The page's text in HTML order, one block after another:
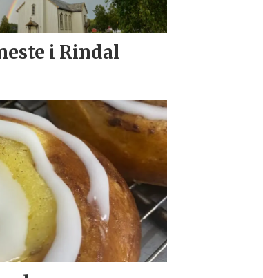
i Rindal